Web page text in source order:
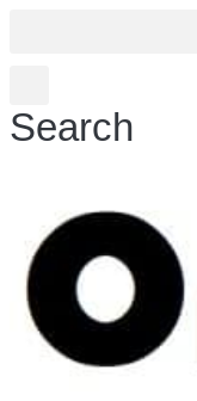
Search